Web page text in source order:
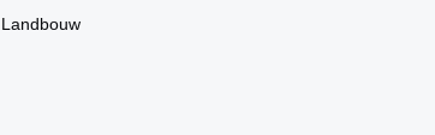
Landbouw